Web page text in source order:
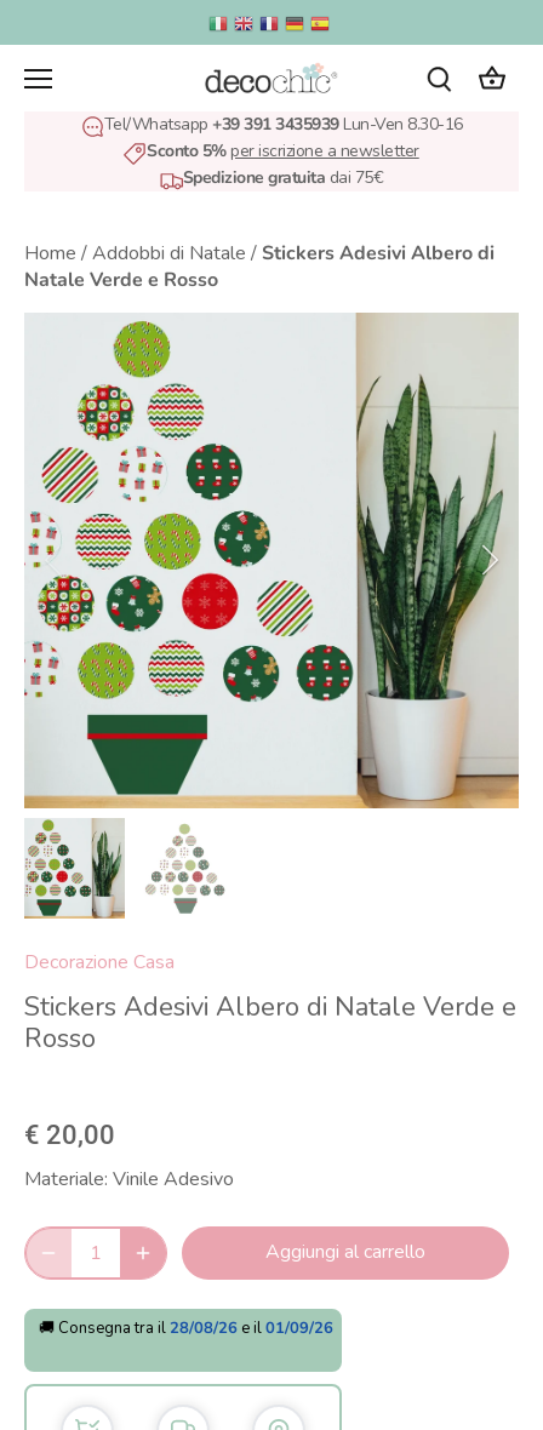
al
contenuto
Tel/Whatsapp +39 391 3435939Lun-Ven 8.30-16
Sconto 5%per iscrizione a newsletter
Spedizione gratuita dai 75€
Home /Addobbi di Natale / Stickers Adesivi Albero di
Natale Verde e Rosso
Decorazione Casa
Stickers Adesivi Albero di Natale Verde e
Rosso
€ 20,00
Materiale: Vinile Adesivo
Aggiungi al carrello
🚚 Consegna tra il 28/08/26 e il01/09/26